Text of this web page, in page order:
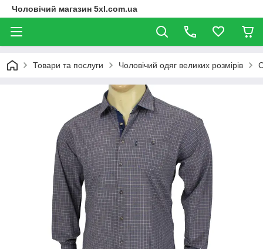
Чоловічий магазин 5xl.com.ua
Товари та послуги Чоловічий одяг великих розмірів